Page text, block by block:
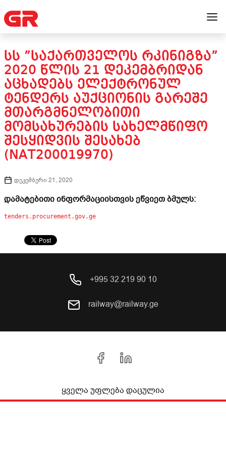
ᲡᲡ ”ᲡᲐᲥᲐᲠᲗᲕᲔᲚᲝᲡ ᲠᲙᲘᲜᲘᲒᲖᲐ”
2020 ᲬᲚᲘᲡ 21 ᲓᲔᲙᲔᲛᲑᲠᲘᲓᲐᲜ
ᲐᲪᲮᲐᲓᲔᲑᲡ ᲔᲚᲔᲥᲢᲠᲝᲜᲣᲚ
ᲢᲔᲜᲓᲔᲠᲡ ᲐᲣᲥᲪᲘᲝᲜᲘᲡ ᲒᲐᲠᲔᲨᲔ
ᲛᲗᲐᲠᲒᲛᲜᲔᲚᲝᲑᲘᲗᲘ
ᲛᲝᲛᲡᲐᲮᲣᲠᲔᲑᲘᲡ ᲡᲐᲮᲔᲚᲛᲬᲘᲤᲝ
ᲨᲔᲡᲧᲘᲓᲕᲘᲡ ᲨᲔᲡᲐᲮᲔᲑ
(NAT200019970)
დეკემბერი 21, 2020
დამატებითი ინფორმაციისთვის ეწვიეთ ბმულს:
tenders.procurement.gov.ge
+995 32 219 90 10
railway@railway.ge
ყველა უფლება დაცულია